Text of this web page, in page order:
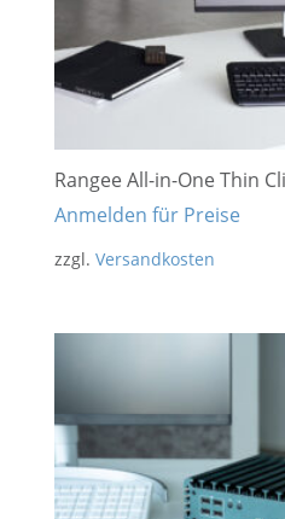
Rangee All-in-One Thin
Anmelden für Preise
zzgl. Versandkosten